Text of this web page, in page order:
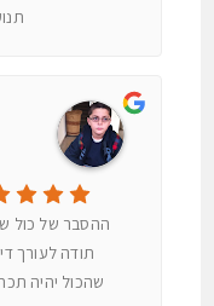
ההסבר של כול
תודה לעורך
שהכול יהיה